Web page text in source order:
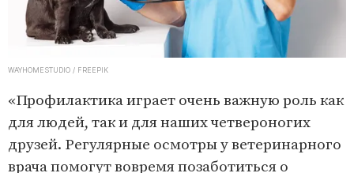
WAYHOMESTUDIO / FREEPIK
«Профилактика играет очень важную роль как
для людей, так и для наших четвероногих
друзей. Регулярные осмотры у ветеринарного
врача помогут вовремя позаботиться о